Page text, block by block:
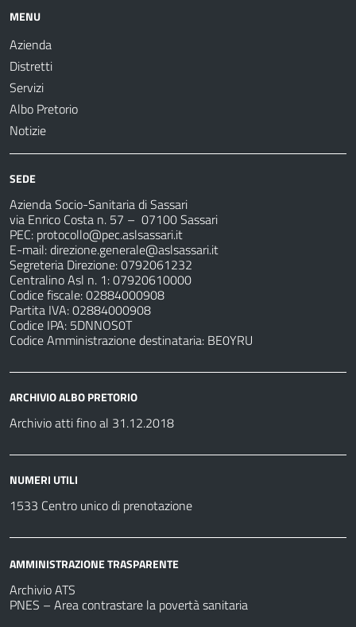
MENU
Azienda
Distretti
Servizi
Albo Pretorio
Notizie
SEDE
Azienda Socio-Sanitaria di Sassari
via Enrico Costa n. 57 – 07100 Sassari
PEC: protocollo@pec.aslsassari.it
E-mail:direzione.generale@aslsassari.it
Segreteria Direzione: 0792061232
Centralino Asl n. 1: 07920610000
Codice fiscale: 02884000908
Partita IVA: 02884000908
Codice IPA: 5DNNOS0T
Codice Amministrazione destinataria: BE0YRU
ARCHIVIO ALBO PRETORIO
Archivio atti fino al 31.12.2018
NUMERI UTILI
1533 Centro unico di prenotazione
AMMINISTRAZIONE TRASPARENTE
Archivio ATS
PNES – Area contrastare la povertà sanitaria